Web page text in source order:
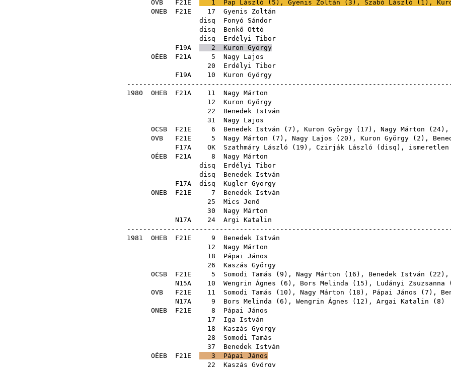
OVB F21E 1 Pap László ( 5 ), Gyenis Zoltán ( 3 ), Szabó László ( 1 ),
ONEB F21E 17
Gyenis Zoltán
disq
Fonyó Sándor
disq
Benkő Ottó
disq
Erdélyi Tibor
F19A
2
Kuron György
OÉEB F21A 5
Nagy Lajos
20
Erdélyi Tibor
F19A 10
Kuron György
1980 OHEB F21A 11
Nagy Márton
12
Kuron György
22
Benedek István
31
Nagy Lajos
OCSB F21E 6 Benedek István ( 7 ), Kuron György ( 17 ), Nagy Márton ( 24),
OVB F21E 5 Nagy Márton ( 7 ), Nagy Lajos ( 20 ), Kuron György ( 2 ),
F17A OK Szathmáry László ( 19 ), Czirják László ( disq ),
OÉEB F21A 8
Nagy Márton
disq
Erdélyi Tibor
disq
Benedek István
F17A disq
Kugler György
ONEB F21E 7
Benedek István
25
Mics Jenő
30
Nagy Márton
N17A 24
Argi Katalin
1981 OHEB F21E 9
Benedek István
12
Nagy Márton
18
Pápai János
26
Kaszás György
OCSB F21E 5 Somodi Tamás ( 9 ), Nagy Márton ( 16 ), Benedek István ( 22 ),
N15A 10 Wengrin Ágnes ( 6 ), Bors Melinda ( 15 ), Ludányi Zsuzsanna (
OVB F21E 11 Somodi Tamás ( 10 ), Nagy Márton ( 18 ), Pápai János ( 7 ),
N17A 9 Bors Melinda ( 6 ), Wengrin Ágnes ( 12 ), Argai Katalin ( 8
ONEB F21E 8
Pápai János
17
Iga István
18
Kaszás György
28
Somodi Tamás
37
Benedek István
OÉEB F21E 3
Pápai János
22
Kaszás György